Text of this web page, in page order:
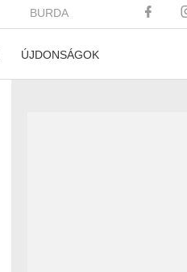
BURDA
ÚJDONSÁGOK